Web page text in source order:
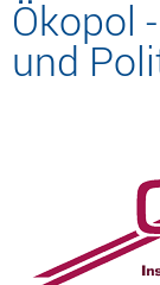
Ökopol
und